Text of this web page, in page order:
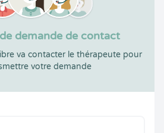
demande de contact
va contacter le thérapeute pour
votre demande